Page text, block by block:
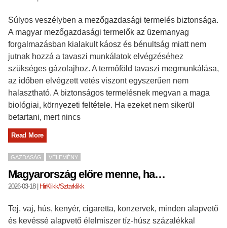
Súlyos veszélyben a mezőgazdasági termelés biztonsága.
A magyar mezőgazdasági termelők az üzemanyag
forgalmazásban kialakult káosz és bénultság miatt nem
jutnak hozzá a tavaszi munkálatok elvégzéséhez
szükséges gázolajhoz. A termőföld tavaszi megmunkálása,
az időben elvégzett vetés viszont egyszerűen nem
halasztható. A biztonságos termelésnek megvan a maga
biológiai, környezeti feltétele. Ha ezeket nem sikerül
betartani, mert nincs
Read More
GAZDASÁG VÉLEMÉNY
Magyarország előre menne, ha…
2026-03-18| HirKlikk/Sztarklikk
Tej, vaj, hús, kenyér, cigaretta, konzervek, minden alapvető
és kevéssé alapvető élelmiszer tíz-húsz százalékkal